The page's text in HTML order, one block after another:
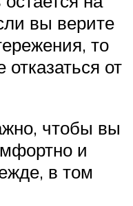
вы верите
то
от
чтобы вы
и
в том